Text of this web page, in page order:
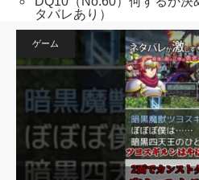
タバレあり）
ゲーム